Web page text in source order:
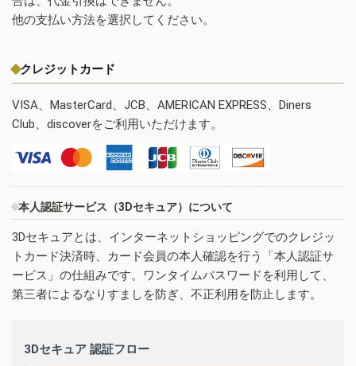
他の支払い方法を選択してください。
クレジットカード
VISA、MasterCard、JCB、AMERICAN EXPRESS、Diners
Club、discoverをご利用いただけます。
本人認証サービス（3Dセキュア）について
3Dセキュアとは、インターネットショッピングでのクレジッ
トカード決済時、カード会員の本人確認を行う「本人認証サ
ービス」の仕組みです。ワンタイムパスワードを利用して、
第三者によるなりすましを防ぎ、不正利用を防止します。
3Dセキュア 認証フロー